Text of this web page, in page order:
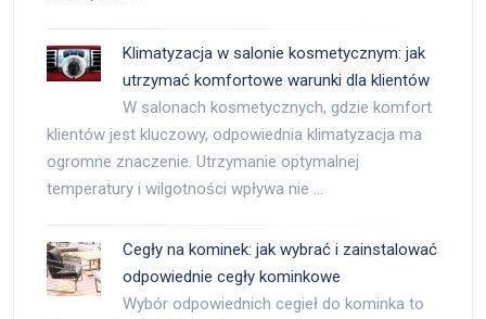
Klimatyzacja w salonie kosmetycznym: jak
utrzymać komfortowe warunki dla klientów
W salonach kosmetycznych, gdzie komfort
klientów jest kluczowy, odpowiednia klimatyzacja ma
ogromne znaczenie. Utrzymanie optymalnej
temperatury i wilgotności wpływa nie …
Cegły na kominek: jak wybrać i zainstalować
odpowiednie cegły kominkowe
Wybór odpowiednich cegieł do kominka to